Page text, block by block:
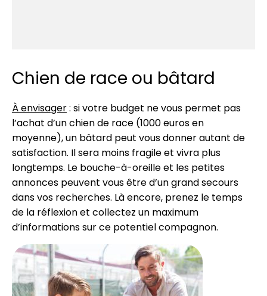
Chien de race ou bâtard
À envisager: si votre budget ne vous permet pas
l’achat d’un chien de race (1000 euros en
moyenne), un bâtard peut vous donner autant de
satisfaction. Il sera moins fragile et vivra plus
longtemps. Le bouche-à-oreille et les petites
annonces peuvent vous être d’un grand secours
dans vos recherches. Là encore, prenez le temps
de la réflexion et collectez un maximum
d’informations sur ce potentiel compagnon.